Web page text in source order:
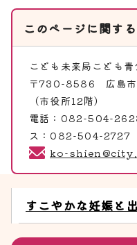
このページに関する
こども未来局こども
〒730-8586 広島市
（市役所12階）
電話：082-504-
ス：082-504-2727
ko-
すこやかな妊娠と